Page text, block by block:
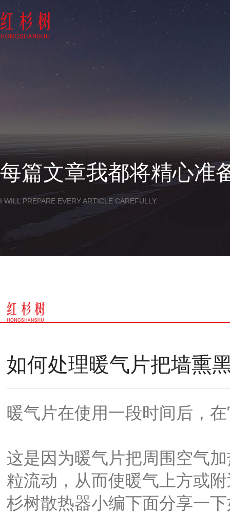
每篇文章我都将精心准
I WILL PREPARE EVERY ARTICLE CAREFULLY.
如何处理暖气片把墙熏
暖气片在使用一段时间后，
这是因为暖气片把周围空气
粒流动，从而使暖气上方或
杉树散热器小编下面分享一